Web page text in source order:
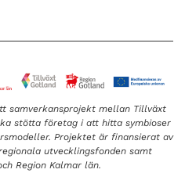
samverkansprojekt mellan Tillväxt
stötta företag i att hitta symbioser
Projektet är finansierat av
utvecklingsfonden samt
Region Kalmar län.